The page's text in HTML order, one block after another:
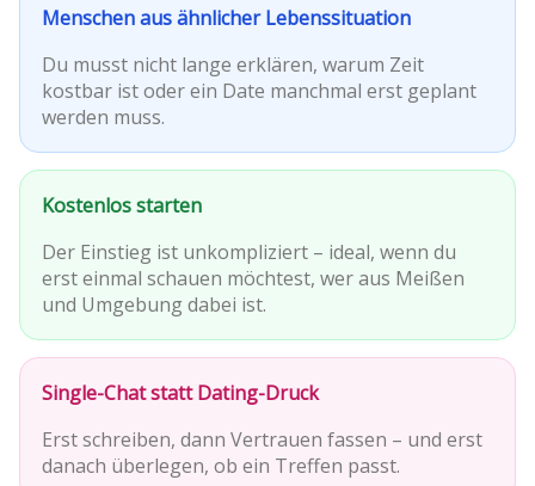
Menschen aus ähnlicher Lebenssituation
Du musst nicht lange erklären, warum Zeit
kostbar ist oder ein Date manchmal erst geplant
werden muss.
Kostenlos starten
Der Einstieg ist unkompliziert – ideal, wenn du
erst einmal schauen möchtest, wer aus Meißen
und Umgebung dabei ist.
Single-Chat statt Dating-Druck
Erst schreiben, dann Vertrauen fassen – und erst
danach überlegen, ob ein Treffen passt.